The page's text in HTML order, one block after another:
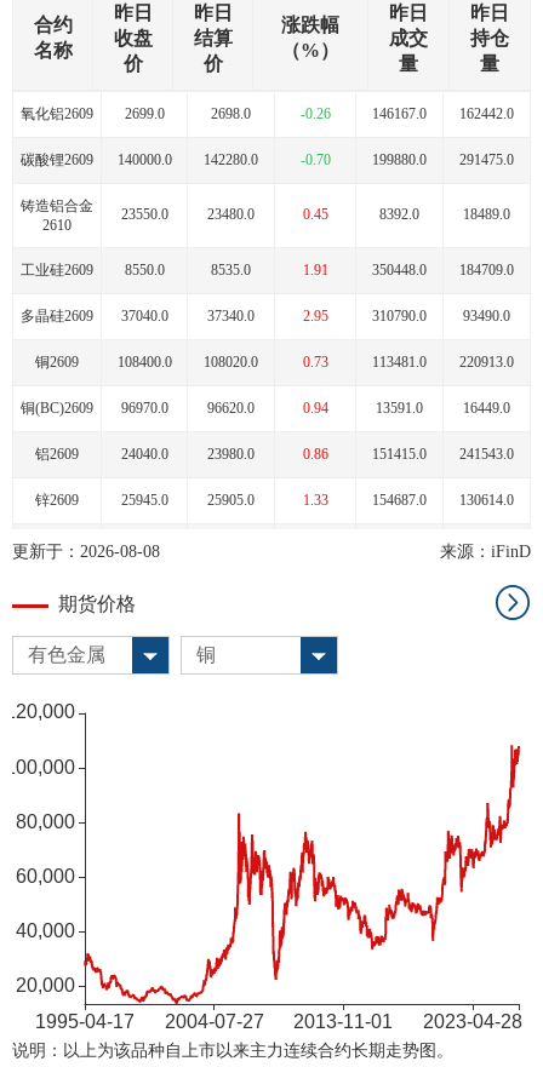
合约
名称
昨日
收盘
价
昨日
结算
价
涨跌幅
（%）
昨日
成交
量
昨日
持仓
量
氧化铝2609 2699.0 2698.0 -0.26 146167.0 162442.0
碳酸锂2609 140000.0 142280.0 -0.70 199880.0 291475.0
铸造铝合金
2610
23550.0 23480.0 0.45 8392.0 18489.0
工业硅2609 8550.0 8535.0 1.91 350448.0 184709.0
多晶硅2609 37040.0 37340.0 2.95 310790.0 93490.0
铜2609 108400.0 108020.0 0.73 113481.0 220913.0
铜(BC)2609 96970.0 96620.0 0.94 13591.0 16449.0
铝2609 24040.0 23980.0 0.86 151415.0 241543.0
锌2609 25945.0 25905.0 1.33 154687.0 130614.0
铅2609 15730.0 64192.0
镍2609 130460.0 145736.0
锡2609 434910.0 432590.0 -0.10
更新于： 2026-08-08 来源：iFinD
期货价格
有色金属 铜
说明：以上为该品种自上市以来主力连续合约长期走势图。